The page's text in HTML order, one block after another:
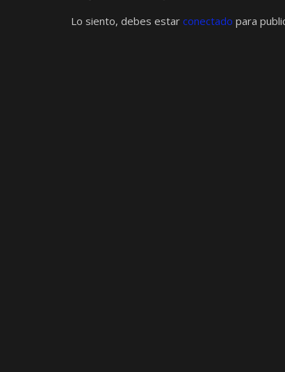
Lo siento, debes estar conectado para